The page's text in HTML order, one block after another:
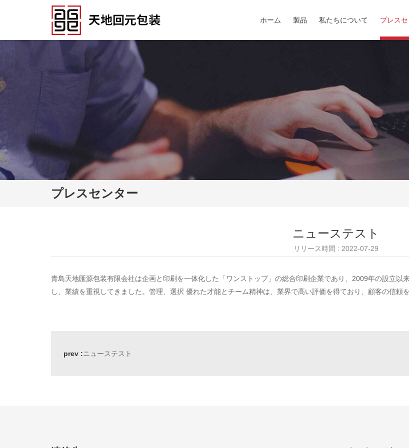
ホーム 製品 私たちについて プレス
プレスセンター
ニューステスト
リリース時間 : 2022-07-29
青島天地匯源包装有限会社は企画と印刷を一体化した「ワンストップ」の総合印刷企業であり、2009年の設立
し、業績を重視してきました。管理、選択 優れた才能とチーム精神は、業界で高い評価を得ており、顧客の信頼
prev : ニューステスト